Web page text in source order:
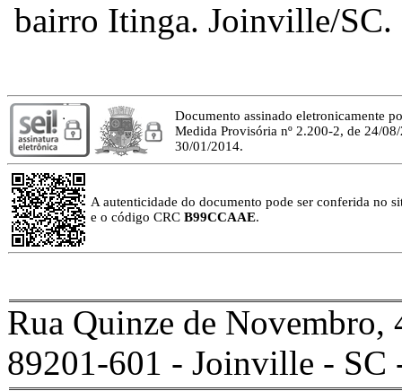
bairro Itinga. Joinville/SC.
Documento assinado eletronicamente
Medida Provisória nº 2.200-2, de 24/
30/01/2014.
A autenticidade do documento pode ser conferida
e o código CRC B99CCAAE.
Rua Quinze de
89201-601 - Joinville -